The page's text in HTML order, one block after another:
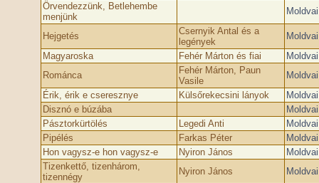
Örvendezzünk, Betlehembe
menjünk
Hejgetés
Csernyik Antal és a
legények
Magyaroska
Fehér Márton és fiai
Románca
Fehér Márton, Paun
Vasile
Érik, érik e cseresznye
Külsőrekecsini lányok
Disznó e búzába
Pásztorkürtölés
Legedi Anti
Pipélés
Farkas Péter
Hon vagysz-e ­hon vagysz-e
Nyiron János
Tizenkettő, tizenhárom,
tizennégy
Nyiron János